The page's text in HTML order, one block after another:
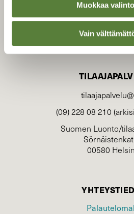
Muokkaa
Vain
(09) 228 08 210
Suomen Luonto/
00580